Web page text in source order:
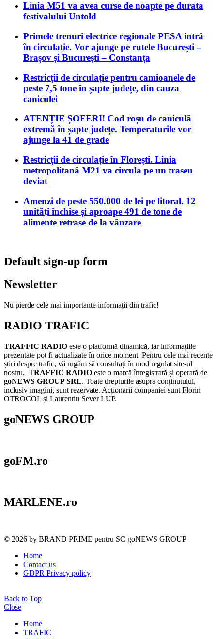
Linia M51 va avea curse de noapte pe durata
festivalului Untold
Primele trenuri electrice regionale PESA intră
în circulație. Vor ajunge pe rutele București –
Brașov și București – Constanța
Restricții de circulație pentru camioanele de
peste 7,5 tone în șapte județe, din cauza
caniculei
ATENȚIE ȘOFERI! Cod roșu de caniculă
extremă în șapte județe. Temperaturile vor
ajunge la 41 de grade
Restricții de circulație în Florești. Linia
metropolitană M21 va circula pe un traseu
deviat
Amenzi de peste 550.000 de lei pe litoral. 12
unități închise și aproape 491 de tone de
alimente retrase de la vânzare
Default sign-up form
Newsletter
Nu pierde cele mai importante informații din trafic!
RADIO TRAFIC
TRAFFIC RADIO este o platformă dinamică, iar informațiile
prezentate pot fi actualizate în orice moment. Pentru cele mai recente
știri despre trafic, vă rugăm să consultați în mod regulat site-ul
nostru. TRAFFIC RADIO este o marcă înregistrată și operată de
goNEWS GROUP SRL. Toate drepturile asupra conținutului,
inclusiv imagini, sunt rezervate. Acționarii companiei sunt Florin
OTROCOL și Laurentiu Sever LUP.
goNEWS GROUP
goFM.ro
MARLENE.ro
© 2026 by BRAND PRIME pentru SC goNEWS GROUP
Home
Contact us
GDPR Privacy policy
Back to Top
Close
Home
TRAFIC